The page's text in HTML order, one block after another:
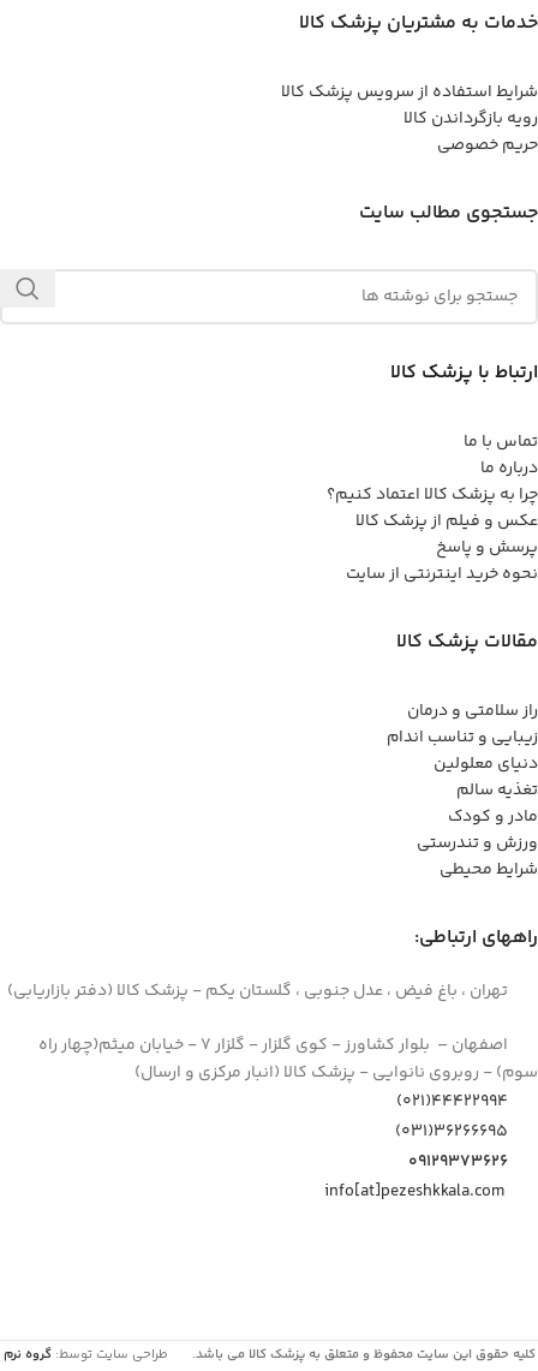
خدمات به مشتریان پزشک کالا
شرایط استفاده از سرویس پزشک کالا
رویه بازگرداندن کالا
حریم خصوصی
جستجوی مطالب سایت
ارتباط با پزشک کالا
تماس با ما
درباره ما
چرا به پزشک کالا اعتماد کنیم؟
عکس و فیلم از پزشک کالا
پرسش و پاسخ
نحوه خرید اینترنتی از سایت
مقالات پزشک کالا
راز سلامتی و درمان
زیبایی و تناسب اندام
دنیای معلولین
تغذیه سالم
مادر و کودک
ورزش و تندرستی
شرایط محیطی
راههای ارتباطی:
تهران ، باغ فیض ، عدل جنوبی ، گلستان یکم - پزشک کالا (دفتر بازاریابی)
اصفهان – بلوار کشاورز - کوی گلزار - گلزار 7 - خیابان میثم(چهار راه
سوم) - روبروی نانوایی - پزشک کالا (انبار مرکزی و ارسال)
44422994(021)
۳۶۲۶۶۶۹۵(۰۳۱)
۰۹۱۲۹۳۷۳۶۲۶
info[at]pezeshkkala.com
کلیه حقوق این سایت محفوظ و متعلق به پزشک کالا می باشد. طراحی سایت توسط:گروه نرم